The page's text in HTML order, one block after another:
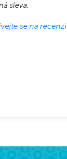
sleva.
se na